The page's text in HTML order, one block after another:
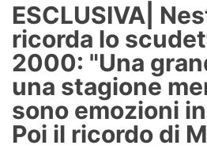
Formello
Infortuni
Primavera
Calciomercato
ESCLUSIVA|
ricorda lo
2000: "Una
una stagione
sono emozioni
Poi il ricordo di